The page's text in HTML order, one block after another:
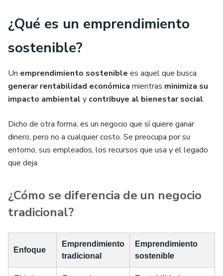
¿Qué es un emprendimiento
sostenible?
Un emprendimiento sostenible es aquel que busca
generar rentabilidad económica mientras minimiza su
impacto ambiental y contribuye al bienestar social.
Dicho de otra forma, es un negocio que sí quiere ganar
dinero, pero no a cualquier costo. Se preocupa por su
entorno, sus empleados, los recursos que usa y el legado
que deja.
¿Cómo se diferencia de un negocio
tradicional?
Enfoque
Emprendimiento
tradicional
Emprendimiento
sostenible